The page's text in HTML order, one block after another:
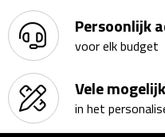
Dubbelwandige glazen
Bierglazen
Champagneglazen
Cocktailglazen
Persoonlijk
voor elk budget
Vele
in het